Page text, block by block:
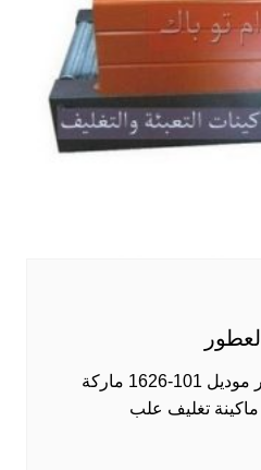
ماكينة تغليف علب العطور موديل 101-1626 ماركة
تغليف علب